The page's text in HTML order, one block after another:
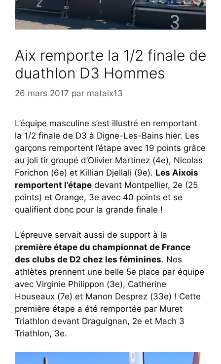
Aix remporte la 1/2 finale de
duathlon D3 Hommes
26 mars 2017 par mataix13
L’équipe masculine s’est illustré en remportant
la 1/2 finale de D3 à Digne-Les-Bains hier. Les
garçons remportent l’étape avec 19 points grâce
au joli tir groupé d’Olivier Martinez (4e), Nicolas
Forichon (6e) et Killian Djellali (9e). Les Aixois
remportent l’étape devant Montpellier, 2e (25
points) et Orange, 3e avec 40 points et se
qualifient donc pour la grande finale !
L’épreuve servait aussi de support à la
première étape du championnat de France
des clubs de D2 chez les féminines. Nos
athlètes prennent une belle 5e place par équipe
avec Virginie Philippon (3e), Catherine
Houseaux (7e) et Manon Desprez (33e) ! Cette
première étape a été remportée par Muret
Triathlon devant Draguignan, 2e et Mach 3
Triathlon, 3e.